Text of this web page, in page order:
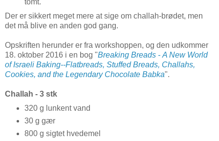
tomt.
Der er sikkert meget mere at sige om challah-brødet, men
det må blive en anden god gang.
Opskriften herunder er fra workshoppen, og den udkommer
18. oktober 2016 i en bog "Breaking Breads - A New World
of Israeli Baking--Flatbreads, Stuffed Breads, Challahs,
Cookies, and the Legendary Chocolate Babka".
Challah - 3 stk
320 g lunkent vand
30 g gær
800 g sigtet hvedemel